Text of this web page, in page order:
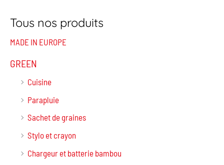
Tous nos produits
MADE IN EUROPE
GREEN
Cuisine
Parapluie
Sachet de graines
Stylo et crayon
Chargeur et batterie bambou